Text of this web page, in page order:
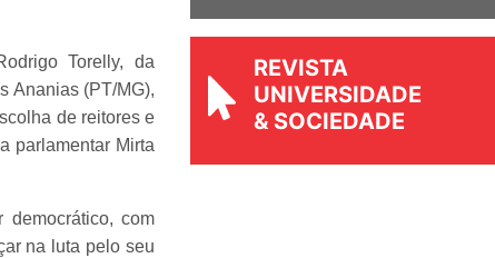
Torelly, da
Ananias (PT/MG),
de reitores e
parlamentar Mirta
com
na luta pelo seu
Ver
REVISTA
UNIVERSIDADE